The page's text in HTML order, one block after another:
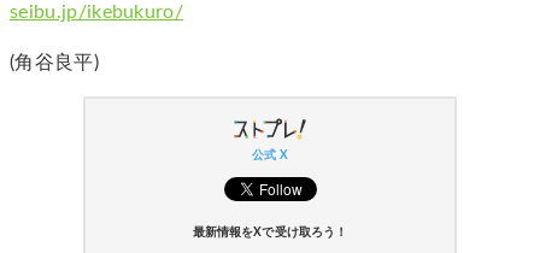
seibu.jp/ikebukuro/
(角谷良平)
公式 X
最新情報をXで受け取ろう！